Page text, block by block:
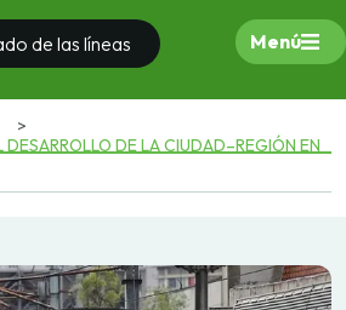
de las líneas Menú
>
DE LA CIUDAD–REGIÓN EN